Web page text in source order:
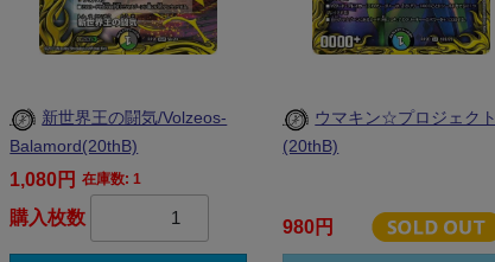
新世界王の闘気/Volzeos-
Balamord(20thB)
1,080円 在庫数: 1
購入枚数
ウマキン☆プロジェクト
(20thB)
980円